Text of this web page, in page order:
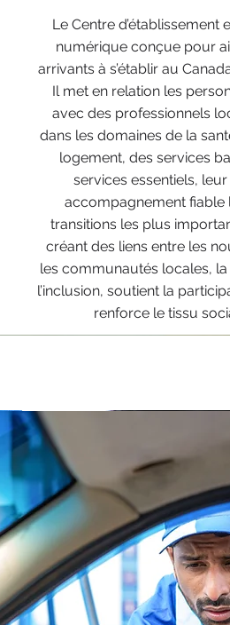
Le Centre d’établissement
numérique conçue pour
arrivants à s’établir au
Il met en relation les
avec des professionnels
dans les domaines de la
logement, des services
services essentiels,
accompagnement fiable
transitions les plus
créant des liens entre les
les communautés locales,
l’inclusion, soutient la
renforce le tissu